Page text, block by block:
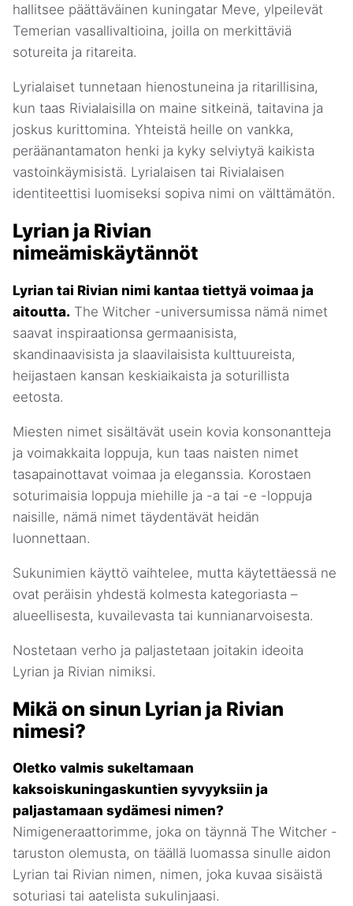
hallitsee päättäväinen kuningatar Meve, ylpeilevät
Temerian vasallivaltioina, joilla on merkittäviä
sotureita ja ritareita.
Lyrialaiset tunnetaan hienostuneina ja ritarillisina,
kun taas Rivialaisilla on maine sitkeinä, taitavina ja
joskus kurittomina. Yhteistä heille on vankka,
peräänantamaton henki ja kyky selviytyä kaikista
vastoinkäymisistä. Lyrialaisen tai Rivialaisen
identiteettisi luomiseksi sopiva nimi on välttämätön.
Lyrian ja Rivian
nimeämiskäytännöt
Lyrian tai Rivian nimi kantaa tiettyä voimaa ja
aitoutta. The Witcher -universumissa nämä nimet
saavat inspiraationsa germaanisista,
skandinaavisista ja slaavilaisista kulttuureista,
heijastaen kansan keskiaikaista ja soturillista
eetosta.
Miesten nimet sisältävät usein kovia konsonantteja
ja voimakkaita loppuja, kun taas naisten nimet
tasapainottavat voimaa ja eleganssia. Korostaen
soturimaisia loppuja miehille ja -a tai -e -loppuja
naisille, nämä nimet täydentävät heidän
luonnettaan.
Sukunimien käyttö vaihtelee, mutta käytettäessä ne
ovat peräisin yhdestä kolmesta kategoriasta –
alueellisesta, kuvailevasta tai kunnianarvoisesta.
Nostetaan verho ja paljastetaan joitakin ideoita
Lyrian ja Rivian nimiksi.
Mikä on sinun Lyrian ja Rivian
nimesi?
Oletko valmis sukeltamaan
kaksoiskuningaskuntien syvyyksiin ja
paljastamaan sydämesi nimen?
Nimigeneraattorimme, joka on täynnä The Witcher -
taruston olemusta, on täällä luomassa sinulle aidon
Lyrian tai Rivian nimen, nimen, joka kuvaa sisäistä
soturiasi tai aatelista sukulinjaasi.